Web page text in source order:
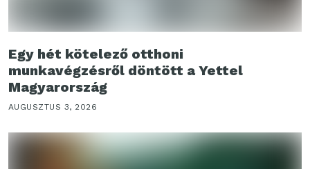
Egy hét kötelező otthoni
munkavégzésről döntött a Yettel
Magyarország
AUGUSZTUS 3, 2026